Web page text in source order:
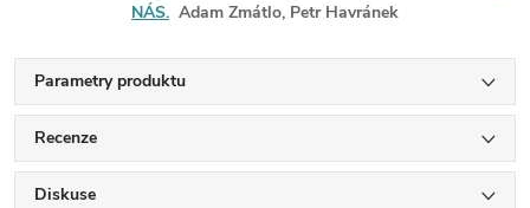
NÁS. Adam Zmátlo, Petr Havránek
Parametry produktu
Recenze
Diskuse